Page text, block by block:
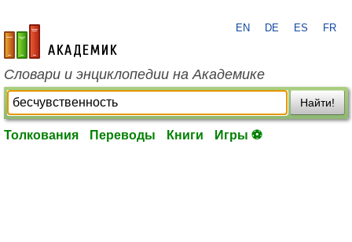
academic.ru
EN DE ES FR
Словари и энциклопедии на Академике
Найти!
Толкования Переводы Книги Игры ⚽